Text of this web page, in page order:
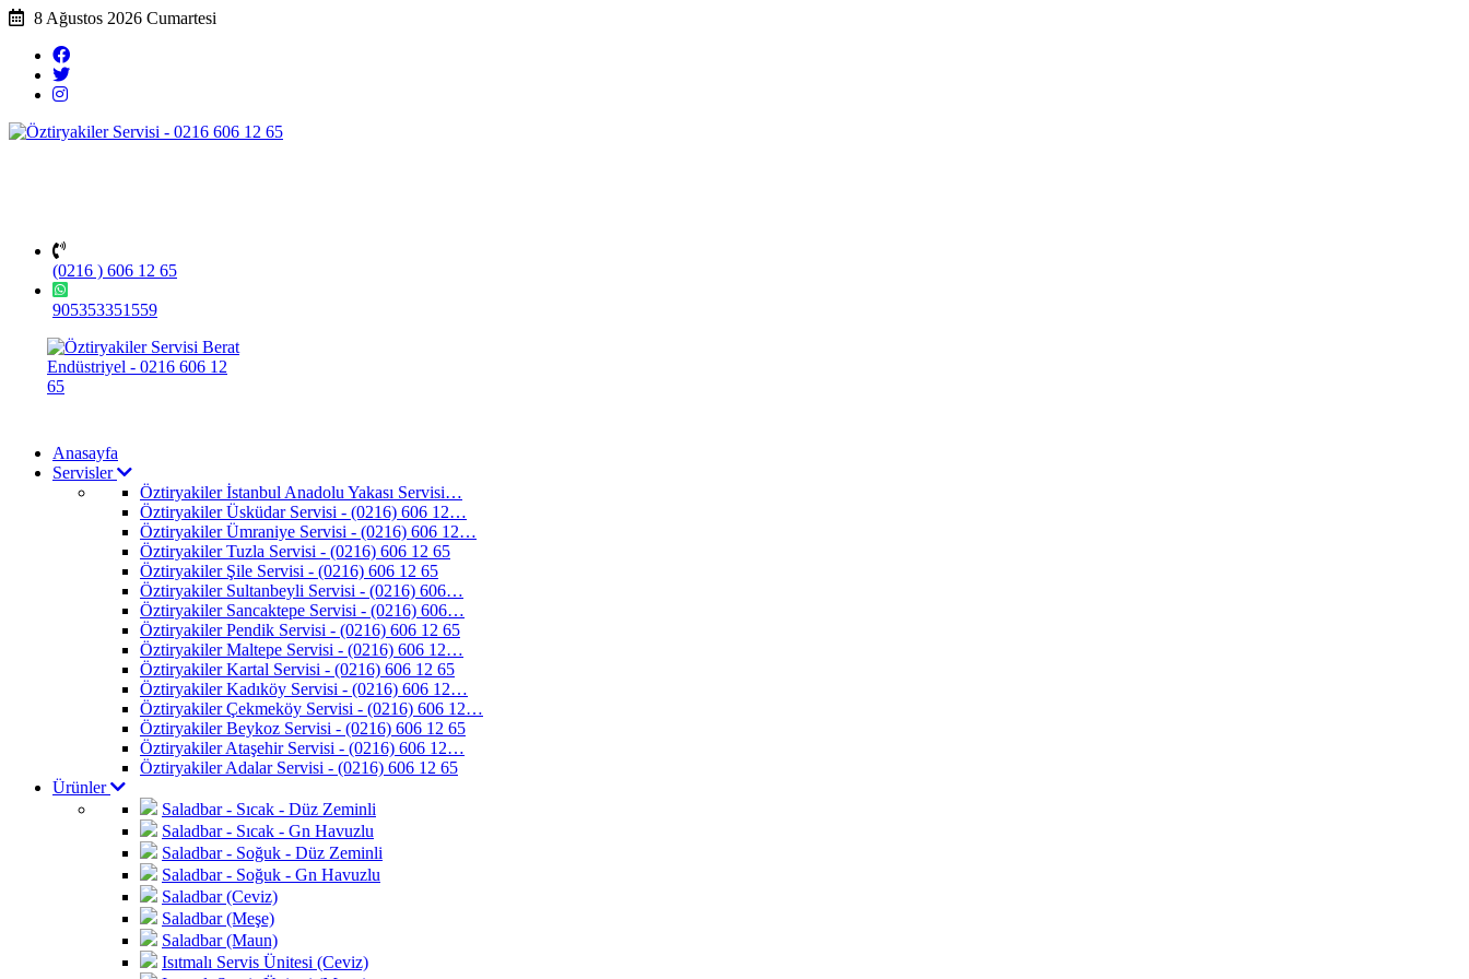
8 Ağustos 2026 Cumartesi
(0216 ) 606 12 65
905353351559
Anasayfa
Servisler
Öztiryakiler İstanbul Anadolu Yakası Servisi…
Öztiryakiler Üsküdar Servisi - (0216) 606 12…
Öztiryakiler Ümraniye Servisi - (0216) 606 12…
Öztiryakiler Tuzla Servisi - (0216) 606 12 65
Öztiryakiler Şile Servisi - (0216) 606 12 65
Öztiryakiler Sultanbeyli Servisi - (0216) 606…
Öztiryakiler Sancaktepe Servisi - (0216) 606…
Öztiryakiler Pendik Servisi - (0216) 606 12 65
Öztiryakiler Maltepe Servisi - (0216) 606 12…
Öztiryakiler Kartal Servisi - (0216) 606 12 65
Öztiryakiler Kadıköy Servisi - (0216) 606 12…
Öztiryakiler Çekmeköy Servisi - (0216) 606 12…
Öztiryakiler Beykoz Servisi - (0216) 606 12 65
Öztiryakiler Ataşehir Servisi - (0216) 606 12…
Öztiryakiler Adalar Servisi - (0216) 606 12 65
Ürünler
Saladbar - Sıcak - Düz Zeminli
Saladbar - Sıcak - Gn Havuzlu
Saladbar - Soğuk - Düz Zeminli
Saladbar - Soğuk - Gn Havuzlu
Saladbar (Ceviz)
Saladbar (Meşe)
Saladbar (Maun)
Isıtmalı Servis Ünitesi (Ceviz)